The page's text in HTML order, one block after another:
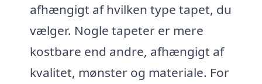
afhængigt af hvilken type tapet, du
vælger. Nogle tapeter er mere
kostbare end andre, afhængigt af
kvalitet, mønster og materiale. For